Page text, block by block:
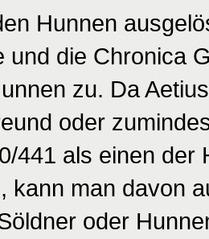
Hunnen
und die Chronica
zu. Da
oder
441 als einen der
kann man davon
oder